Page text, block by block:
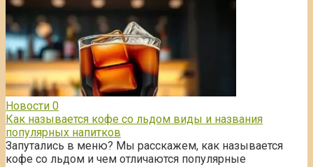
Новости 0
Как называется кофе со льдом виды и названия
популярных напитков
Запутались в меню? Мы расскажем, как называется
кофе со льдом и чем отличаются популярные